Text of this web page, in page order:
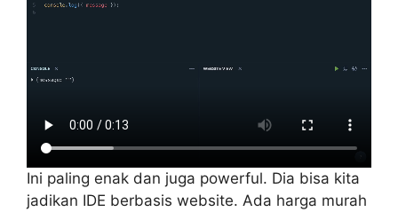
Ini paling enak dan juga powerful. Dia bisa kita
jadikan IDE berbasis website. Ada harga murah